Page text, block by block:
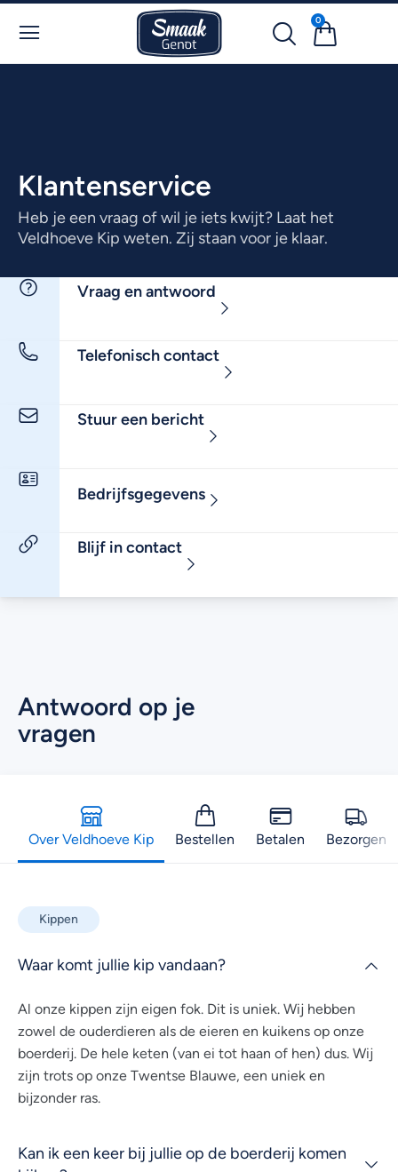
0
Klantenservice
Heb je een vraag of wil je iets kwijt? Laat het
Veldhoeve Kip weten. Zij staan voor je klaar.
Vraag en antwoord
Telefonisch contact
Stuur een bericht
Bedrijfsgegevens
Blijf in contact
Antwoord op je
vragen
Over Veldhoeve Kip Bestellen Betalen Bezorgen
Kippen
Waar komt jullie kip vandaan?
Al onze kippen zijn eigen fok. Dit is uniek. Wij hebben
zowel de ouderdieren als de eieren en kuikens op onze
boerderij. De hele keten (van ei tot haan of hen) dus. Wij
zijn trots op onze Twentse Blauwe, een uniek en
bijzonder ras.
Kan ik een keer bij jullie op de boerderij komen